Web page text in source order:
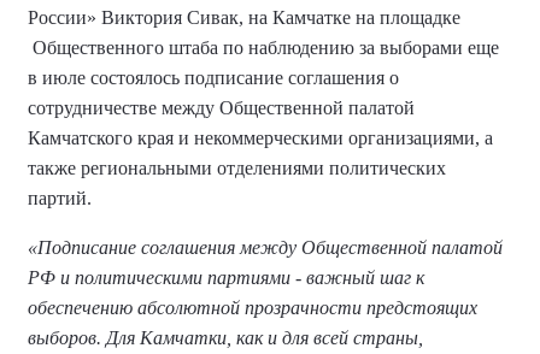
России» Виктория Сивак, на Камчатке на площадке
Общественного штаба по наблюдению за выборами еще
в июле состоялось подписание соглашения о
сотрудничестве между Общественной палатой
Камчатского края и некоммерческими организациями, а
также региональными отделениями политических
партий.
«Подписание соглашения между Общественной палатой
РФ и политическими партиями - важный шаг к
обеспечению абсолютной прозрачности предстоящих
выборов. Для Камчатки, как и для всей страны,